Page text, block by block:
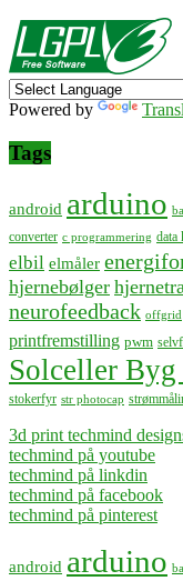
Powered by
Tags
android arduino
converter c programmering data
elbil elmåler
hjernebølger
neurofeedback offgrid
printfremstilling pwm
Solceller Byg
stokerfyr str photocap
3d print techmind
techmind på youtube
techmind på linkdin
techmind på facebook
techmind på pinterest
android arduino